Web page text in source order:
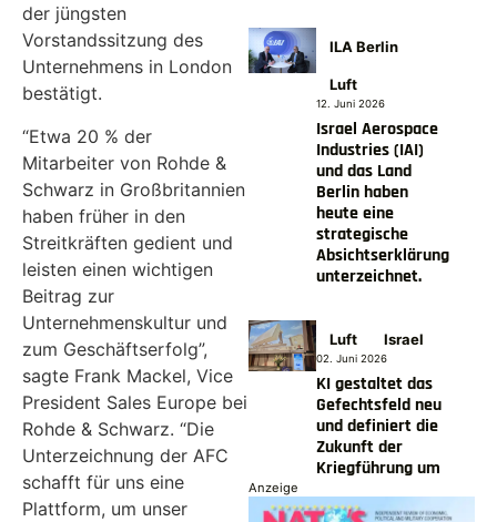
der jüngsten
Vorstandssitzung des
Unternehmens in London
bestätigt.
“Etwa 20 % der
Mitarbeiter von Rohde &
Schwarz in Großbritannien
haben früher in den
Streitkräften gedient und
leisten einen wichtigen
Beitrag zur
Unternehmenskultur und
zum Geschäftserfolg”,
sagte Frank Mackel, Vice
President Sales Europe bei
Rohde & Schwarz. “Die
Unterzeichnung der AFC
schafft für uns eine
Plattform, um unser
ILA Berlin
Luft
12. Juni 2026
Israel Aerospace
Industries (IAI)
und das Land
Berlin haben
heute eine
strategische
Absichtserklärung
unterzeichnet.
Luft Israel
02. Juni 2026
KI gestaltet das
Gefechtsfeld neu
und definiert die
Zukunft der
Kriegführung um
Anzeige